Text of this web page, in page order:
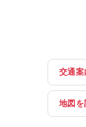
入院・お見舞い
医師の働き方改
交通案
地図を